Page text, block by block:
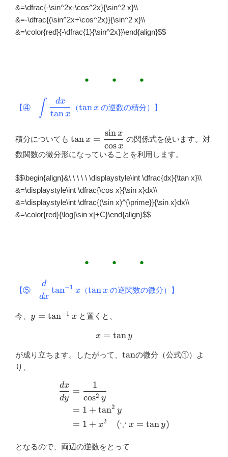
&=\dfrac{-\sin^2x-\cos^2x}{\sin^2 x}\\
&=-\dfrac{(\sin^2x+\cos^2x)}{\sin^2 x}\\
&=\color{red}{-\dfrac{1}{\sin^2x}}\end{align}$$
● ● ●
【④
\displaystyle
\int
{\tan x}
∫ tanx
dx
（\tan
x
tan x の逆数の積分）】
積分についても \tan
x=\dfrac{\sin
x}{\cos x}
tanx =
cosx
sinx
の関係式を使います。対
数関数の微分形になっていることを利用します。
$$\begin{align}&\ \ \ \ \ \displaystyle\int \dfrac{dx}{\tan x}\\
&=\displaystyle\int \dfrac{\cos x}{\sin x}dx\\
&=\displaystyle\int \dfrac{(\sin x)^{\prime}}{\sin x}dx\\
&=\color{red}{\log|\sin x|+C}\end{align}$$
● ● ●
【⑤
\dfrac{d}
{dx}\tan^{-1}
dx
d
tan−1 x （\tan
x
tanx の逆関数の微分）】
今、 y
y = tan−1 xと置くと、
x =\tan y
x = tany
が成り立ちます。したがって、 \tan
tanの微分（公式①）よ
り、
dy
dx
=
cos2 y
1
= 1 + tan2 y
= 1 + x2 (∵ x = tany)
となるので、両辺の逆数をとって